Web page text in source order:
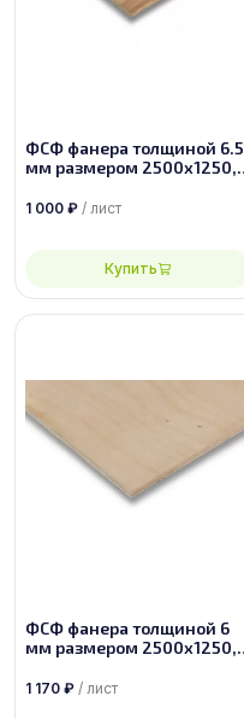
ФСФ фанера толщиной 6.5
мм размером 2500х1250,
1 000 ₽ / лист
Купить
ФСФ фанера толщиной 6
мм размером 2500х1250,
1 170 ₽ / лист